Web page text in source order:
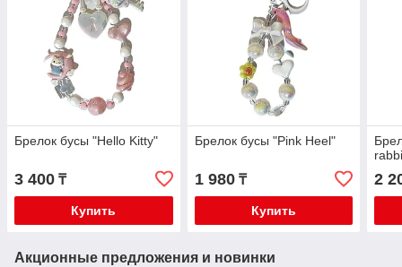
Брелок бусы "Hello Kitty"
3 400 ₸
Купить
Брелок бусы "Pink Heel"
1 980₸
Купить
2
Акционные предложения и новинки